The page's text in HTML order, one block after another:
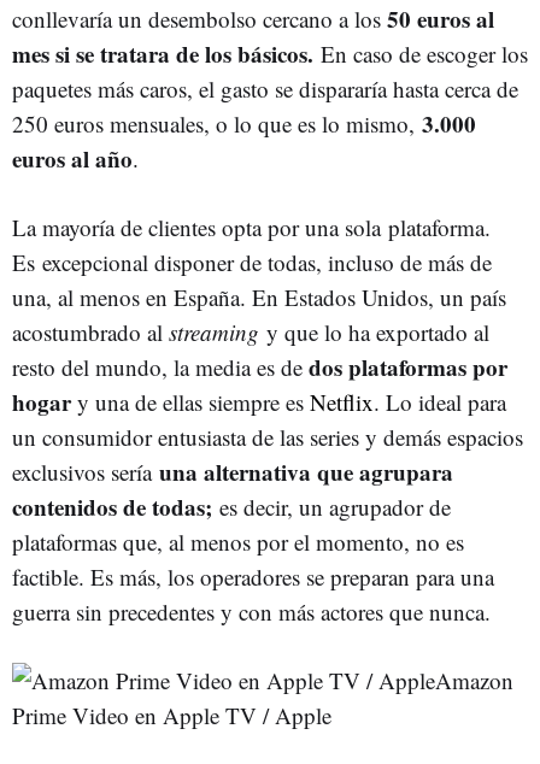
conllevaría un desembolso cercano a los 50 euros al
mes si se tratara de los básicos. En caso de escoger los
paquetes más caros, el gasto se dispararía hasta cerca de
250 euros mensuales, o lo que es lo mismo, 3.000
euros al año.
La mayoría de clientes opta por una sola plataforma.
Es excepcional disponer de todas, incluso de más de
una, al menos en España. En Estados Unidos, un país
acostumbrado al streaming y que lo ha exportado al
resto del mundo, la media es de dos plataformas por
hogary una de ellas siempre es Netflix. Lo ideal para
un consumidor entusiasta de las series y demás espacios
exclusivos sería una alternativa que agrupara
contenidos de todas; es decir, un agrupador de
plataformas que, al menos por el momento, no es
factible. Es más, los operadores se preparan para una
guerra sin precedentes y con más actores que nunca.
Amazon
Prime Video en Apple TV / Apple